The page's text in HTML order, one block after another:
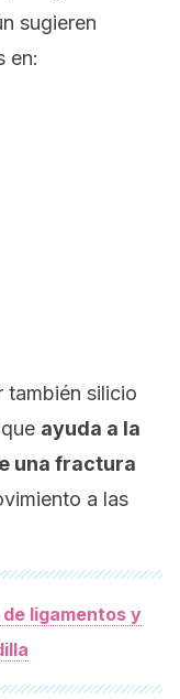
sugieren
en:
también silicio
ayuda a la
una fractura
a las
ligamentos y